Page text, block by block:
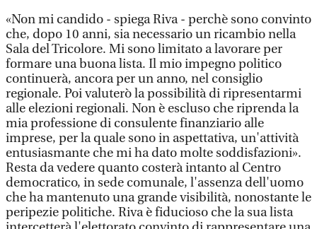
«Non mi candido - spiega Riva - perchè sono convinto
che, dopo 10 anni, sia necessario un ricambio nella
Sala del Tricolore. Mi sono limitato a lavorare per
formare una buona lista. Il mio impegno politico
continuerà, ancora per un anno, nel consiglio
regionale. Poi valuterò la possibilità di ripresentarmi
alle elezioni regionali. Non è escluso che riprenda la
mia professione di consulente finanziario alle
imprese, per la quale sono in aspettativa, un'attività
entusiasmante che mi ha dato molte soddisfazioni».
Resta da vedere quanto costerà intanto al Centro
democratico, in sede comunale, l'assenza dell'uomo
che ha mantenuto una grande visibilità, nonostante le
peripezie politiche. Riva è fiducioso che la sua lista